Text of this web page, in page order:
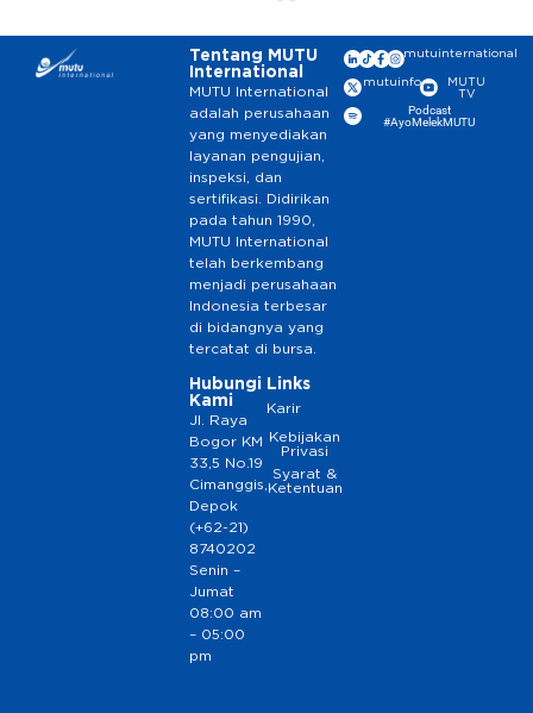
Tentang MUTU
International
MUTU International
adalah perusahaan
yang menyediakan
layanan pengujian,
inspeksi, dan
sertifikasi. Didirikan
pada tahun 1990,
MUTU International
telah berkembang
menjadi perusahaan
Indonesia terbesar
di bidangnya yang
tercatat di bursa.
Hubungi
Kami
Jl. Raya
Bogor KM
33,5 No.19
Cimanggis,
Depok
(+62-21)
8740202
Senin –
Jumat
08:00 am
– 05:00
pm
Links
Karir
Kebijakan
Privasi
Syarat &
Ketentuan
mutuinternational
mutuinfo
MUTU
TV
Podcast
#AyoMelekMUTU